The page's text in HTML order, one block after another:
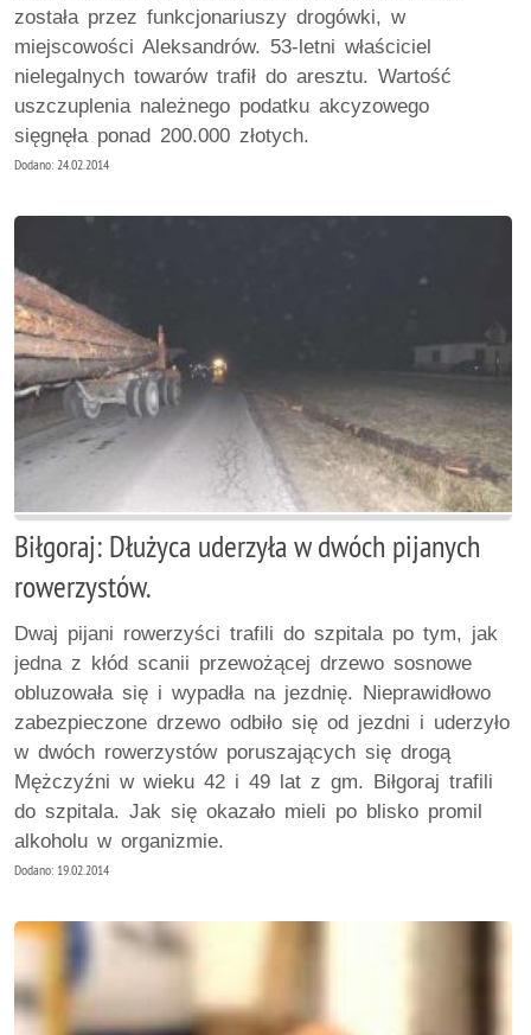
została przez funkcjonariuszy drogówki, w
miejscowości Aleksandrów. 53-letni właściciel
nielegalnych towarów trafił do aresztu. Wartość
uszczuplenia należnego podatku akcyzowego
sięgnęła ponad 200.000 złotych.
Dodano: 24.02.2014
Biłgoraj: Dłużyca uderzyła w dwóch pijanych
rowerzystów.
Dwaj pijani rowerzyści trafili do szpitala po tym, jak
jedna z kłód scanii przewożącej drzewo sosnowe
obluzowała się i wypadła na jezdnię. Nieprawidłowo
zabezpieczone drzewo odbiło się od jezdni i uderzyło
w dwóch rowerzystów poruszających się drogą
Mężczyźni w wieku 42 i 49 lat z gm. Biłgoraj trafili
do szpitala. Jak się okazało mieli po blisko promil
alkoholu w organizmie.
Dodano: 19.02.2014